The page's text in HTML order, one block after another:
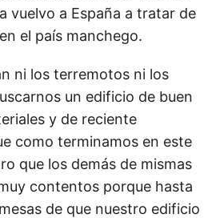
vuelvo a España a tratar de
el país manchego.
ni los terremotos ni los
un edificio de buen
y de reciente
como terminamos en este
que los demás de mismas
contentos porque hasta
de que nuestro edificio